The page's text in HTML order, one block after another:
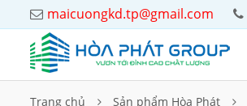
maicuongkd.tp@gmail.com
Trang chủ Sản phẩm Hòa Phát